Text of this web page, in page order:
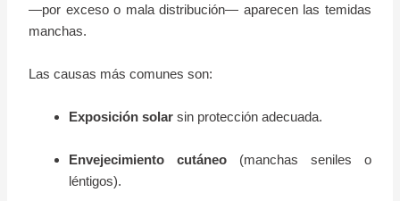
—por exceso o mala distribución— aparecen las temidas
manchas.
Las causas más comunes son:
Exposición solar sin protección adecuada.
Envejecimiento cutáneo (manchas seniles o
léntigos).